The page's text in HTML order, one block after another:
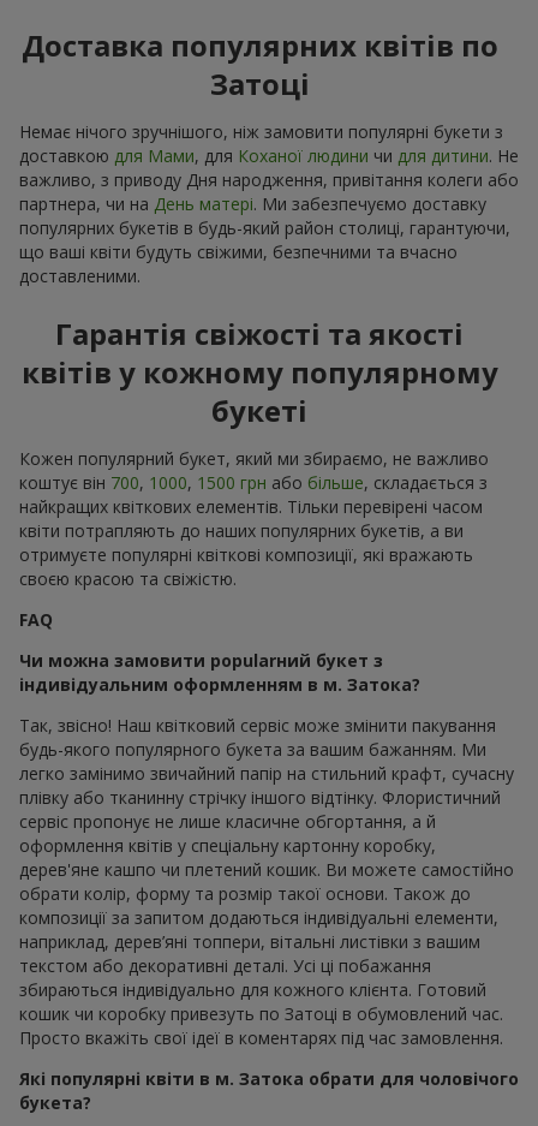
Доставка популярних квітів по
Затоці
Немає нічого зручнішого, ніж замовити популярні букети з
доставкою для Мами, для Коханої людини чи для дитини. Не
важливо, з приводу Дня народження, привітання колеги або
партнера, чи на День матері. Ми забезпечуємо доставку
популярних букетів в будь-який район столиці, гарантуючи,
що ваші квіти будуть свіжими, безпечними та вчасно
доставленими.
Гарантія свіжості та якості
квітів у кожному популярному
букеті
Кожен популярний букет, який ми збираємо, не важливо
коштує він 700, 1000, 1500 грн або більше, складається з
найкращих квіткових елементів. Тільки перевірені часом
квіти потрапляють до наших популярних букетів, а ви
отримуєте популярні квіткові композиції, які вражають
своєю красою та свіжістю.
FAQ
Чи можна замовити popularний букет з
індивідуальним оформленням в м. Затока?
Так, звісно! Наш квітковий сервіс може змінити пакування
будь-якого популярного букета за вашим бажанням. Ми
легко замінимо звичайний папір на стильний крафт, сучасну
плівку або тканинну стрічку іншого відтінку. Флористичний
сервіс пропонує не лише класичне обгортання, а й
оформлення квітів у спеціальну картонну коробку,
дерев'яне кашпо чи плетений кошик. Ви можете самостійно
обрати колір, форму та розмір такої основи. Також до
композиції за запитом додаються індивідуальні елементи,
наприклад, дерев’яні топпери, вітальні листівки з вашим
текстом або декоративні деталі. Усі ці побажання
збираються індивідуально для кожного клієнта. Готовий
кошик чи коробку привезуть по Затоці в обумовлений час.
Просто вкажіть свої ідеї в коментарях під час замовлення.
Які популярні квіти в м. Затока обрати для чоловічого
букета?